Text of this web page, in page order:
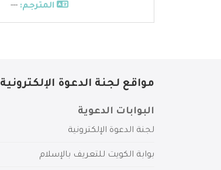
المترجم: ---
مواقع لجنة الدعوة الإلكترونية
البوابات الدعوية
لجنة الدعوة الإلكترونية
بوابة الكويت للتعريف بالإسلام